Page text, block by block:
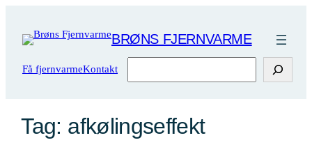
BRØNS FJERNVARME
Få fjernvarmeKontakt
Tag: afkølingseffekt